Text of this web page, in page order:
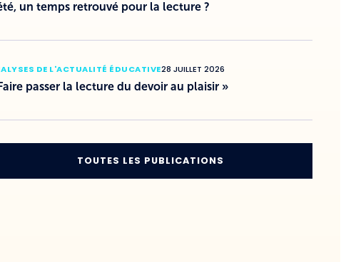
un temps retrouvé pour la lecture ?
DE L'ACTUALITÉ ÉDUCATIVE28 JUILLET 2026
passer la lecture du devoir au plaisir »
TOUTES LES PUBLICATIONS